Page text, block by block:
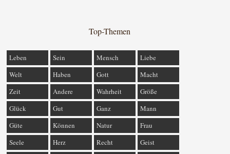
Top-Themen
Leben Sein Mensch
Liebe
Welt
Haben Gott
Macht
Zeit
Andere Wahrheit
Größe
Glück
Gut Ganz
Mann
Güte
Können Natur
Frau
Seele
Herz Recht
Geist